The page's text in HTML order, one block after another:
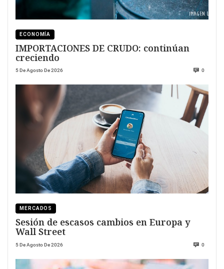
ECONOMÍA
IMPORTACIONES DE CRUDO: continúan
creciendo
5 De Agosto De 2026 0
MERCADOS
Sesión de escasos cambios en Europa y
Wall Street
5 De Agosto De 2026 0